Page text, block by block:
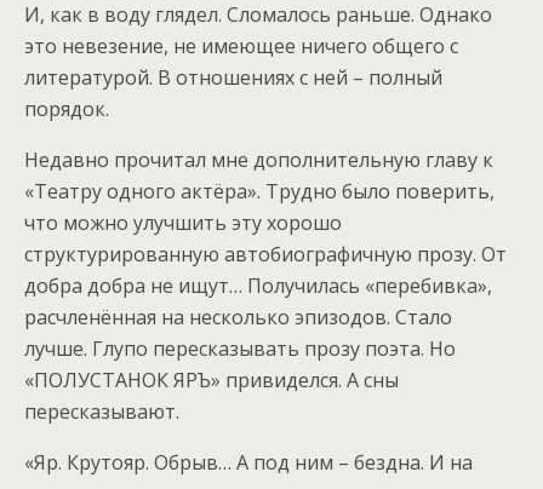
И, как в воду глядел. Сломалось раньше. Однако
это невезение, не имеющее ничего общего с
литературой. В отношениях с ней – полный
порядок.
Недавно прочитал мне дополнительную главу к
«Театру одного актёра». Трудно было поверить,
что можно улучшить эту хорошо
структурированную автобиографичную прозу. От
добра добра не ищут… Получилась «перебивка»,
расчленённая на несколько эпизодов. Стало
лучше. Глупо пересказывать прозу поэта. Но
«ПОЛУСТАНОК ЯРЪ» привиделся. А сны
пересказывают.
«Яр. Крутояр. Обрыв… А под ним – бездна. И на